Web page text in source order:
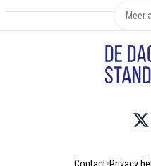
Meer